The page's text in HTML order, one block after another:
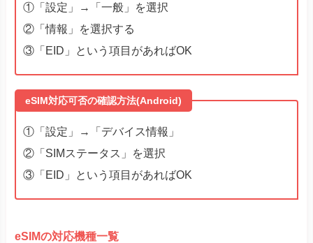
①「設定」→「一般」を選択
②「情報」を選択する
③「EID」という項目があればOK
eSIM対応可否の確認方法(Android)
①「設定」→「デバイス情報」
②「SIMステータス」を選択
③「EID」という項目があればOK
eSIMの対応機種一覧